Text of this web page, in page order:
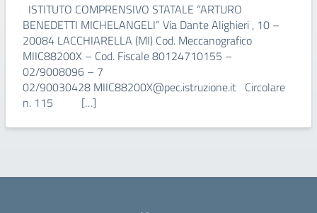
ISTITUTO COMPRENSIVO STATALE “ARTURO
BENEDETTI MICHELANGELI” Via Dante Alighieri , 10 –
20084 LACCHIARELLA (MI) Cod. Meccanografico
MIIC88200X – Cod. Fiscale 80124710155 –
02/9008096 – 7
02/90030428 MIIC88200X@pec.istruzione.it Circolare
n. 115 […]